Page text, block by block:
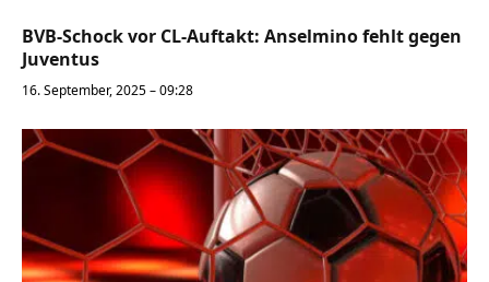
BVB-Schock vor CL-Auftakt: Anselmino fehlt gegen
Juventus
16. September, 2025 – 09:28